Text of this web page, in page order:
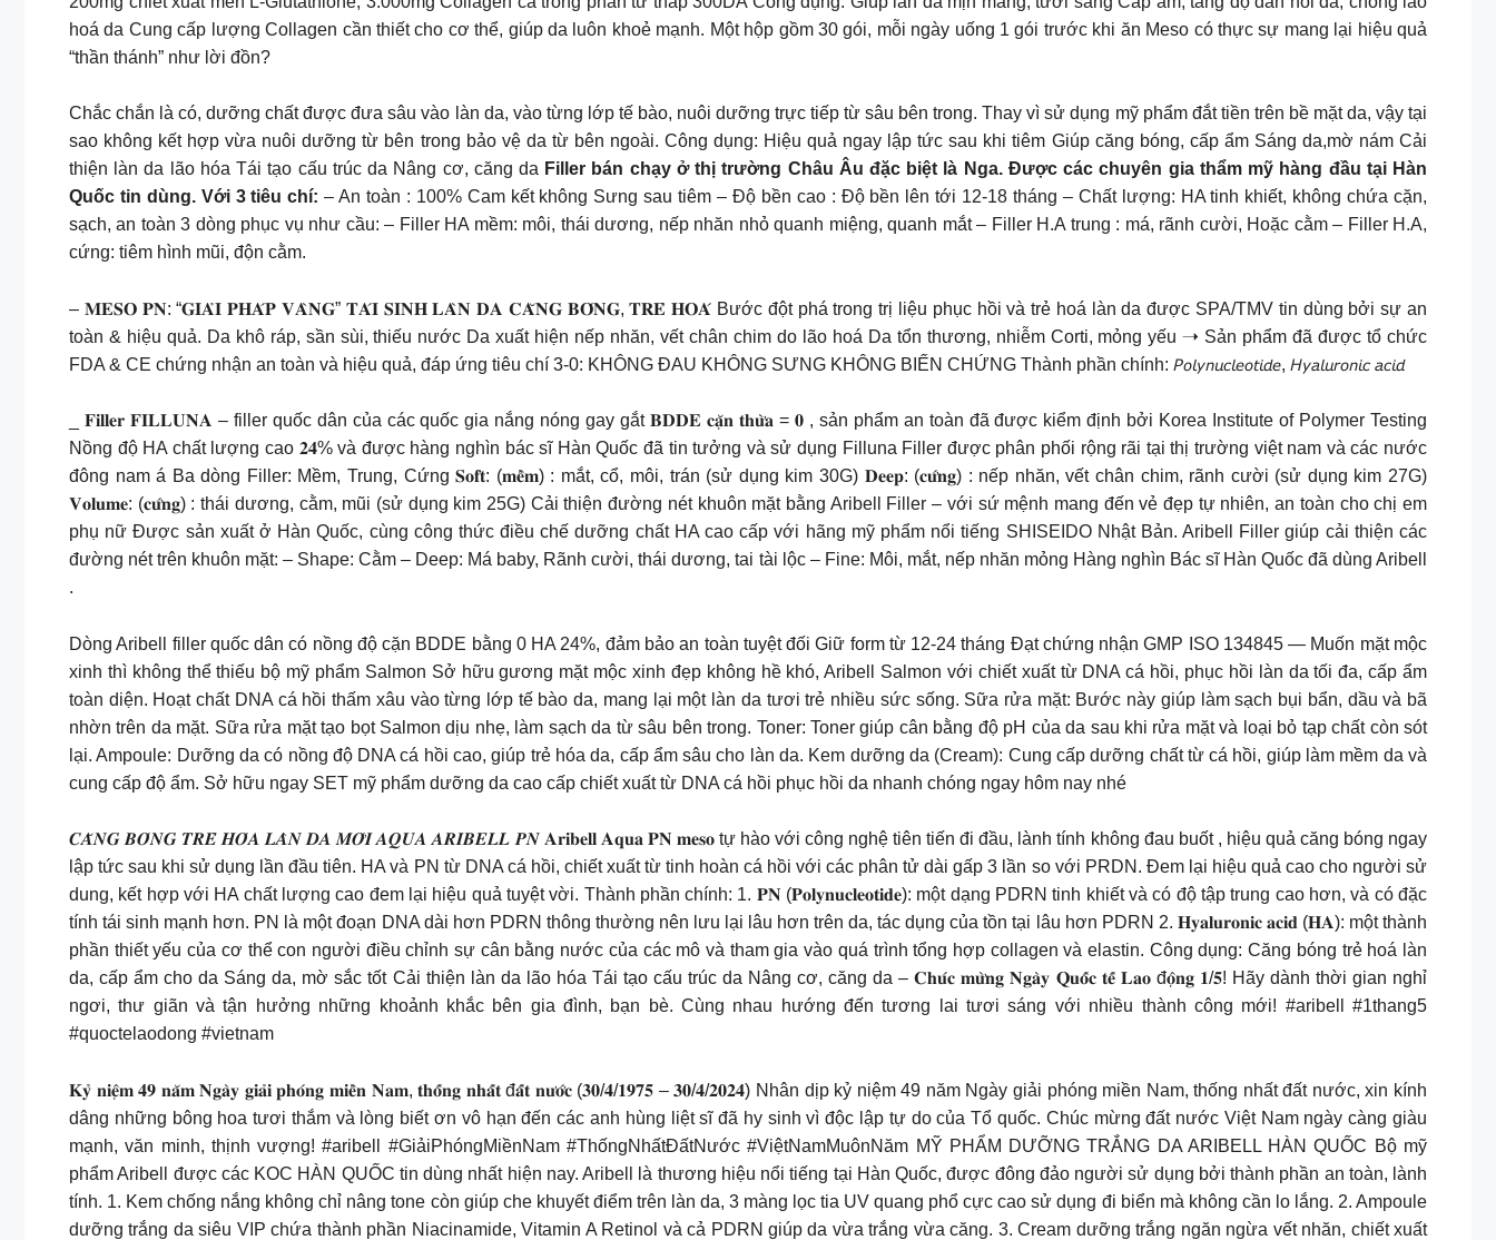
hoá da Cung cấp lượng Collagen cần thiết cho cơ thể, giúp da luôn khoẻ mạnh. Một hộp gồm 30 gói, mỗi ngày uống 1 gói trước khi ăn Meso có thực sự mang lại hiệu quả
“thần thánh” như lời đồn?
Chắc chắn là có, dưỡng chất được đưa sâu vào làn da, vào từng lớp tế bào, nuôi dưỡng trực tiếp từ sâu bên trong. Thay vì sử dụng mỹ phẩm đắt tiền trên bề mặt da, vậy tại
sao không kết hợp vừa nuôi dưỡng từ bên trong bảo vệ da từ bên ngoài. Công dụng: Hiệu quả ngay lập tức sau khi tiêm Giúp căng bóng, cấp ẩm Sáng da,mờ nám Cải
thiện làn da lão hóa Tái tạo cấu trúc da Nâng cơ, căng da Filler bán chạy ở thị trường Châu Âu đặc biệt là Nga. Được các chuyên gia thẩm mỹ hàng đầu tại Hàn
Quốc tin dùng. Với 3 tiêu chí: – An toàn : 100% Cam kết không Sưng sau tiêm – Độ bền cao : Độ bền lên tới 12-18 tháng – Chất lượng: HA tinh khiết, không chứa cặn,
sạch, an toàn 3 dòng phục vụ như cầu: – Filler HA mềm: môi, thái dương, nếp nhăn nhỏ quanh miệng, quanh mắt – Filler H.A trung : má, rãnh cười, Hoặc cằm – Filler H.A,
cứng: tiêm hình mũi, độn cằm.
– 𝐌𝐄𝐒𝐎 𝐏𝐍: “𝐆𝐈𝐀̉𝐈 𝐏𝐇𝐀́𝐏 𝐕𝐀̀𝐍𝐆” 𝐓𝐀́𝐈 𝐒𝐈𝐍𝐇 𝐋𝐀̀𝐍 𝐃𝐀 𝐂𝐀̆𝐍𝐆 𝐁𝐎́𝐍𝐆, 𝐓𝐑𝐄̉ 𝐇𝐎𝐀́ Bước đột phá trong trị liệu phục hồi và trẻ hoá làn da được SPA/TMV tin dùng bởi sự an
toàn & hiệu quả. Da khô ráp, sần sùi, thiếu nước Da xuất hiện nếp nhăn, vết chân chim do lão hoá Da tổn thương, nhiễm Corti, mỏng yếu ➝ Sản phẩm đã được tổ chức
FDA & CE chứng nhận an toàn và hiệu quả, đáp ứng tiêu chí 3-0: KHÔNG ĐAU KHÔNG SƯNG KHÔNG BIẾN CHỨNG Thành phần chính: 𝘗𝘰𝘭𝘺𝘯𝘶𝘤𝘭𝘦𝘰𝘵𝘪𝘥𝘦, 𝘏𝘺𝘢𝘭𝘶𝘳𝘰𝘯𝘪𝘤 𝘢𝘤𝘪𝘥
_ 𝐅𝐢𝐥𝐥𝐞𝐫 𝐅𝐈𝐋𝐋𝐔𝐍𝐀 – filler quốc dân của các quốc gia nắng nóng gay gắt 𝐁𝐃𝐃𝐄 𝐜𝐚̣̆𝐧 𝐭𝐡𝐮̛̀𝐚 = 𝟎 , sản phẩm an toàn đã được kiểm định bởi Korea Institute of Polymer Testing
Nồng độ HA chất lượng cao 𝟐𝟒% và được hàng nghìn bác sĩ Hàn Quốc đã tin tưởng và sử dụng Filluna Filler được phân phối rộng rãi tại thị trường việt nam và các nước
đông nam á Ba dòng Filler: Mềm, Trung, Cứng 𝐒𝐨𝐟𝐭: (𝐦𝐞̂̀𝐦) : mắt, cổ, môi, trán (sử dụng kim 30G) 𝐃𝐞𝐞𝐩: (𝐜𝐮̛́𝐧𝐠) : nếp nhăn, vết chân chim, rãnh cười (sử dụng kim 27G)
𝐕𝐨𝐥𝐮𝐦𝐞: (𝐜𝐮̛́𝐧𝐠) : thái dương, cằm, mũi (sử dụng kim 25G) Cải thiện đường nét khuôn mặt bằng Aribell Filler – với sứ mệnh mang đến vẻ đẹp tự nhiên, an toàn cho chị em
phụ nữ Được sản xuất ở Hàn Quốc, cùng công thức điều chế dưỡng chất HA cao cấp với hãng mỹ phẩm nổi tiếng SHISEIDO Nhật Bản. Aribell Filler giúp cải thiện các
đường nét trên khuôn mặt: – Shape: Cằm – Deep: Má baby, Rãnh cười, thái dương, tai tài lộc – Fine: Môi, mắt, nếp nhăn mỏng Hàng nghìn Bác sĩ Hàn Quốc đã dùng Aribell
.
Dòng Aribell filler quốc dân có nồng độ cặn BDDE bằng 0 HA 24%, đảm bảo an toàn tuyệt đối Giữ form từ 12-24 tháng Đạt chứng nhận GMP ISO 134845 — Muốn mặt mộc
xinh thì không thể thiếu bộ mỹ phẩm Salmon Sở hữu gương mặt mộc xinh đẹp không hề khó, Aribell Salmon với chiết xuất từ DNA cá hồi, phục hồi làn da tối đa, cấp ẩm
toàn diện. Hoạt chất DNA cá hồi thấm xâu vào từng lớp tế bào da, mang lại một làn da tươi trẻ nhiều sức sống. Sữa rửa mặt: Bước này giúp làm sạch bụi bẩn, dầu và bã
nhờn trên da mặt. Sữa rửa mặt tạo bọt Salmon dịu nhẹ, làm sạch da từ sâu bên trong. Toner: Toner giúp cân bằng độ pH của da sau khi rửa mặt và loại bỏ tạp chất còn sót
lại. Ampoule: Dưỡng da có nồng độ DNA cá hồi cao, giúp trẻ hóa da, cấp ẩm sâu cho làn da. Kem dưỡng da (Cream): Cung cấp dưỡng chất từ cá hồi, giúp làm mềm da và
cung cấp độ ẩm. Sở hữu ngay SET mỹ phẩm dưỡng da cao cấp chiết xuất từ DNA cá hồi phục hồi da nhanh chóng ngay hôm nay nhé
𝑪𝑨̆𝑵𝑮 𝑩𝑶́𝑵𝑮 𝑻𝑹𝑬̉ 𝑯𝑶́𝑨 𝑳𝑨̀𝑵 𝑫𝑨 𝑴𝑶̛́𝑰 𝑨𝑸𝑼𝑨 𝑨𝑹𝑰𝑩𝑬𝑳𝑳 𝑷𝑵 𝐀𝐫𝐢𝐛𝐞𝐥𝐥 𝐀𝐪𝐮𝐚 𝐏𝐍 𝐦𝐞𝐬𝐨 tự hào với công nghệ tiên tiến đi đầu, lành tính không đau buốt , hiệu quả căng bóng ngay
lập tức sau khi sử dụng lần đầu tiên. HA và PN từ DNA cá hồi, chiết xuất từ tinh hoàn cá hồi với các phân tử dài gấp 3 lần so với PRDN. Đem lại hiệu quả cao cho người sử
dung, kết hợp với HA chất lượng cao đem lại hiệu quả tuyệt vời. Thành phần chính: 1. 𝐏𝐍 (𝐏𝐨𝐥𝐲𝐧𝐮𝐜𝐥𝐞𝐨𝐭𝐢𝐝𝐞): một dạng PDRN tinh khiết và có độ tập trung cao hơn, và có đặc
tính tái sinh mạnh hơn. PN là một đoạn DNA dài hơn PDRN thông thường nên lưu lại lâu hơn trên da, tác dụng của tồn tại lâu hơn PDRN 2. 𝐇𝐲𝐚𝐥𝐮𝐫𝐨𝐧𝐢𝐜 𝐚𝐜𝐢𝐝 (𝐇𝐀): một thành
phần thiết yếu của cơ thể con người điều chỉnh sự cân bằng nước của các mô và tham gia vào quá trình tổng hợp collagen và elastin. Công dụng: Căng bóng trẻ hoá làn
da, cấp ẩm cho da Sáng da, mờ sắc tốt Cải thiện làn da lão hóa Tái tạo cấu trúc da Nâng cơ, căng da – 𝐂𝐡𝐮́𝐜 𝐦𝐮̛̀𝐧𝐠 𝐍𝐠𝐚̀𝐲 𝐐𝐮𝐨̂́𝐜 𝐭𝐞̂́ 𝐋𝐚𝐨 đ𝐨̣̂𝐧𝐠 𝟏/𝟓! Hãy dành thời gian nghỉ
ngơi, thư giãn và tận hưởng những khoảnh khắc bên gia đình, bạn bè. Cùng nhau hướng đến tương lai tươi sáng với nhiều thành công mới! #aribell #1thang5
#quoctelaodong #vietnam
𝐊𝐲̉ 𝐧𝐢𝐞̣̂𝐦 𝟒𝟗 𝐧𝐚̆𝐦 𝐍𝐠𝐚̀𝐲 𝐠𝐢𝐚̉𝐢 𝐩𝐡𝐨́𝐧𝐠 𝐦𝐢𝐞̂̀𝐧 𝐍𝐚𝐦, 𝐭𝐡𝐨̂́𝐧𝐠 𝐧𝐡𝐚̂́𝐭 đ𝐚̂́𝐭 𝐧𝐮̛𝐨̛́𝐜 (𝟑𝟎/𝟒/𝟏𝟗𝟕𝟓 – 𝟑𝟎/𝟒/𝟐𝟎𝟐𝟒) Nhân dịp kỷ niệm 49 năm Ngày giải phóng miền Nam, thống nhất đất nước, xin kính
dâng những bông hoa tươi thắm và lòng biết ơn vô hạn đến các anh hùng liệt sĩ đã hy sinh vì độc lập tự do của Tổ quốc. Chúc mừng đất nước Việt Nam ngày càng giàu
mạnh, văn minh, thịnh vượng! #aribell #GiảiPhóngMiềnNam #ThốngNhấtĐấtNước #ViệtNamMuônNăm MỸ PHẨM DƯỠNG TRẮNG DA ARIBELL HÀN QUỐC Bộ mỹ
phẩm Aribell được các KOC HÀN QUỐC tin dùng nhất hiện nay. Aribell là thương hiệu nổi tiếng tại Hàn Quốc, được đông đảo người sử dụng bởi thành phần an toàn, lành
tính. 1. Kem chống nắng không chỉ nâng tone còn giúp che khuyết điểm trên làn da, 3 màng lọc tia UV quang phổ cực cao sử dụng đi biển mà không cần lo lắng. 2. Ampoule
dưỡng trắng da siêu VIP chứa thành phần Niacinamide, Vitamin A Retinol và cả PDRN giúp da vừa trắng vừa căng. 3. Cream dưỡng trắng ngăn ngừa vết nhăn, chiết xuất